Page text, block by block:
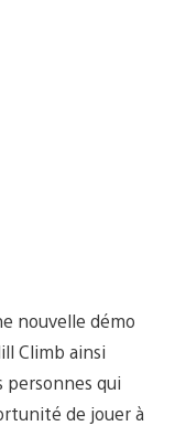
nouvelle démo
Climb ainsi
personnes qui
de jouer à